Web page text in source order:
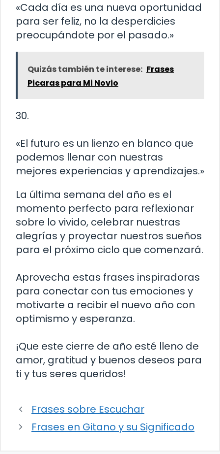
«Cada día es una nueva oportunidad
para ser feliz, no la desperdicies
preocupándote por el pasado.»
Quizás también te interese: Frases
Picaras para Mi Novio
30.
«El futuro es un lienzo en blanco que
podemos llenar con nuestras
mejores experiencias y aprendizajes.»
La última semana del año es el
momento perfecto para reflexionar
sobre lo vivido, celebrar nuestras
alegrías y proyectar nuestros sueños
para el próximo ciclo que comenzará.
Aprovecha estas frases inspiradoras
para conectar con tus emociones y
motivarte a recibir el nuevo año con
optimismo y esperanza.
¡Que este cierre de año esté lleno de
amor, gratitud y buenos deseos para
ti y tus seres queridos!
Frases sobre Escuchar
Frases en Gitano y su Significado